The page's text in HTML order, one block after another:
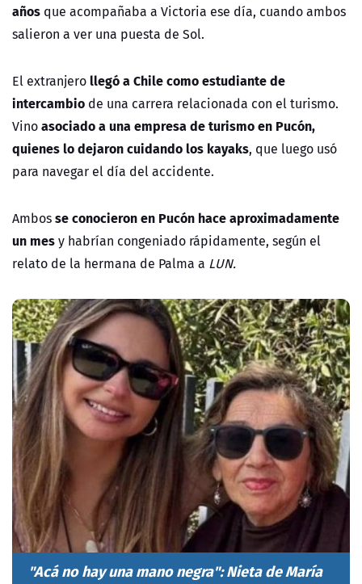
años que acompañaba a Victoria ese día, cuando ambos
salieron a ver una puesta de Sol.
El extranjero llegó a Chile como estudiante de
intercambio de una carrera relacionada con el turismo.
Vinoasociado a una empresa de turismo en Pucón,
quienes lo dejaron cuidando los kayaks, que luego usó
para navegar el día del accidente.
Ambosse conocieron en Pucón hace aproximadamente
un mesy habrían congeniado rápidamente, según el
relato de la hermana de Palma a LUN.
"Acá no hay una mano negra": Nieta de María